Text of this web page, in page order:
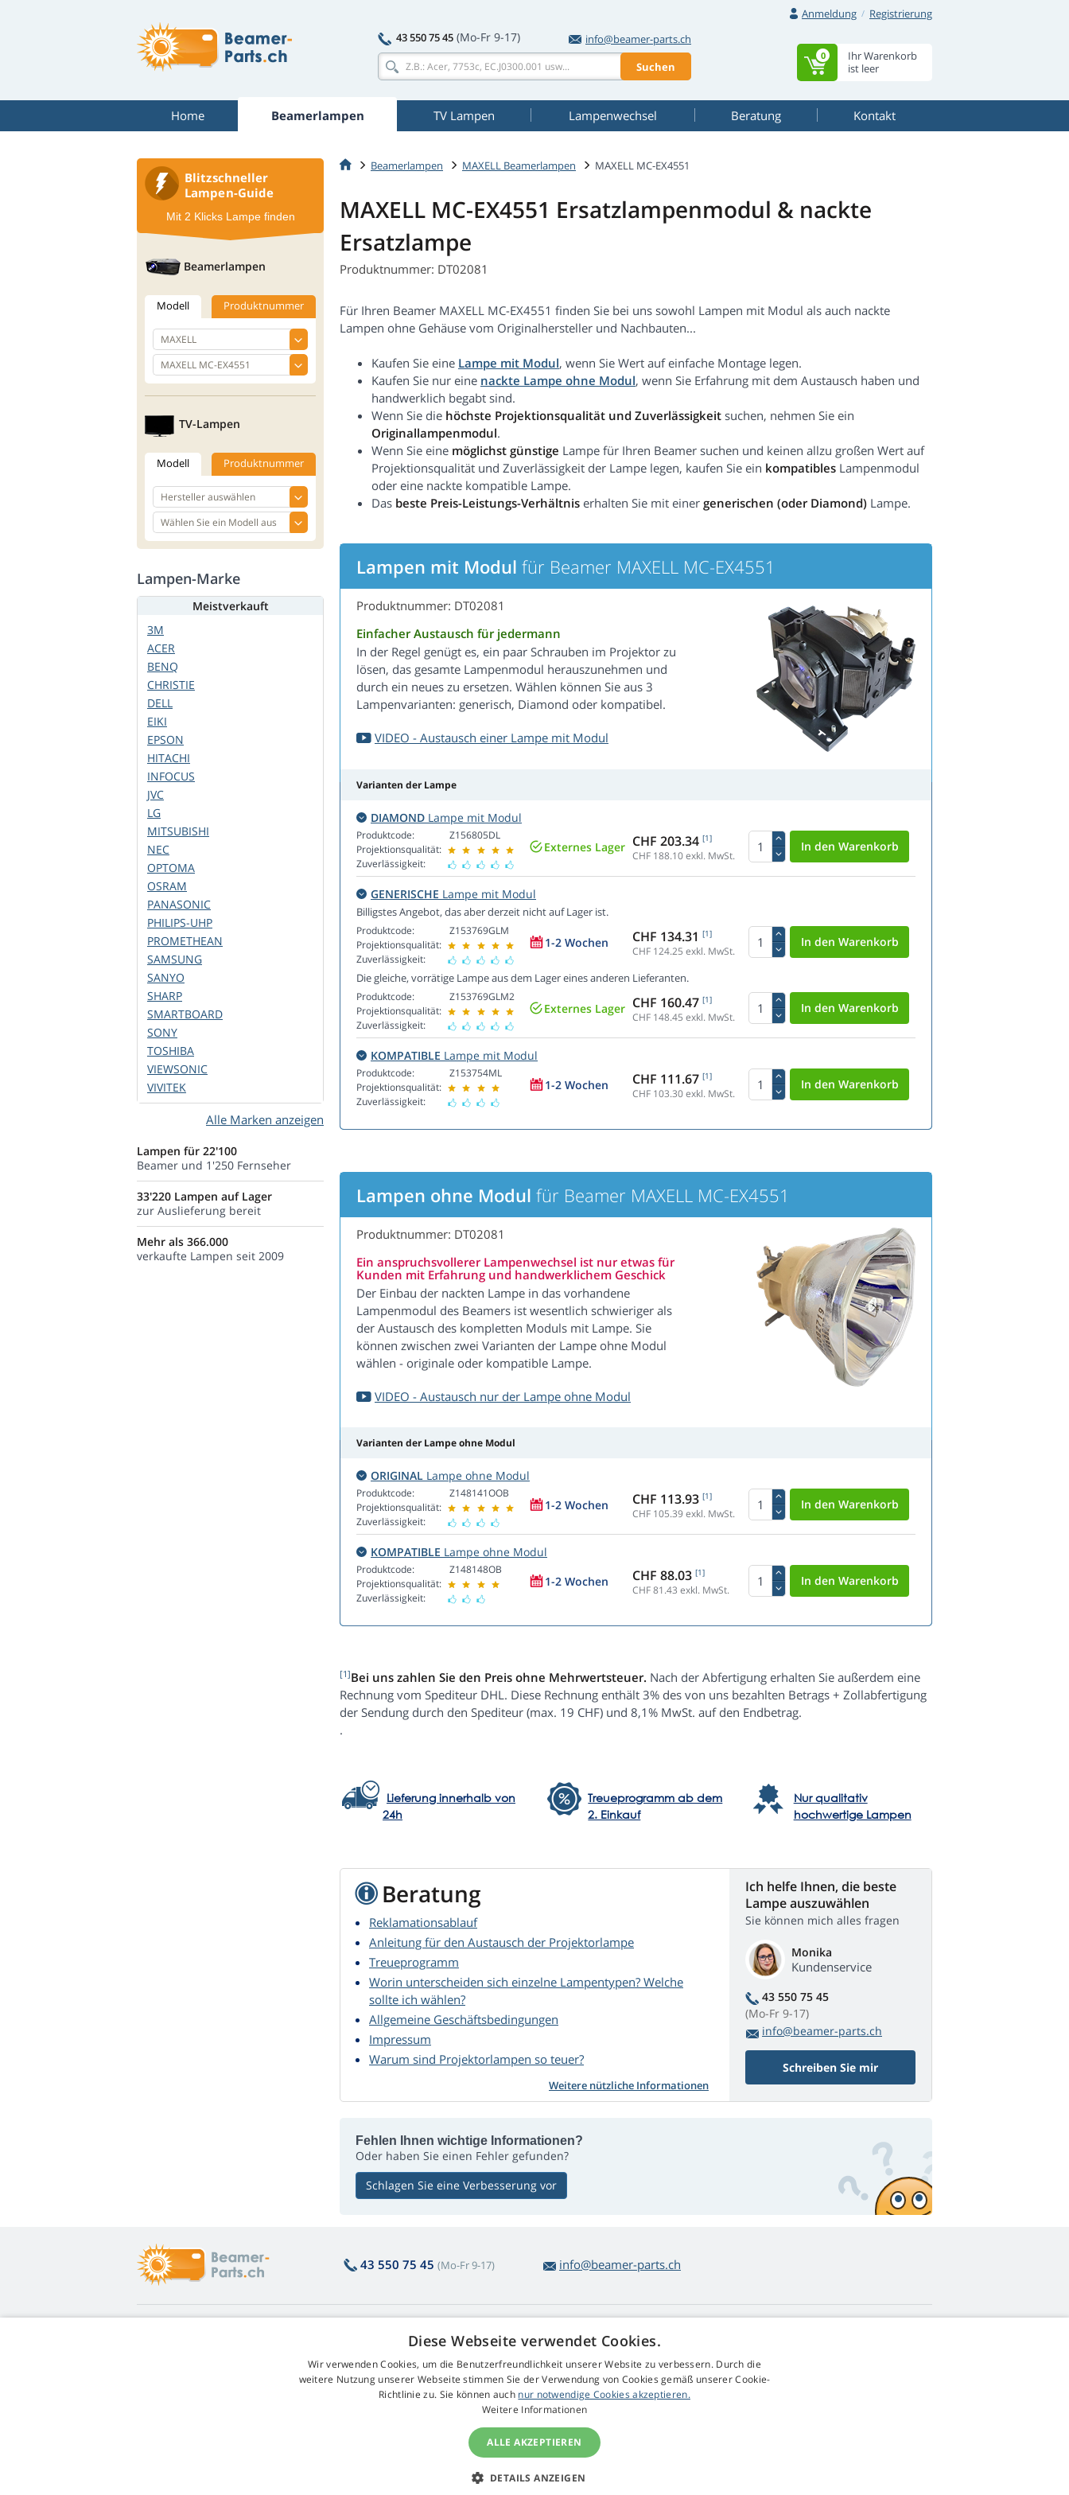
Anmeldung
Registrierung
43 550 75 45 (Mo-Fr 9-17)
info@beamer-parts.ch
Suchen
Ihr Warenkorb
ist leer
0
Home Beamerlampen TV Lampen Lampenwechsel Beratung Kontakt
Beamerlampen MAXELL Beamerlampen MAXELL MC-EX4551
MAXELL MC-EX4551 Ersatzlampenmodul & nackte
Ersatzlampe
Produktnummer: DT02081
Für Ihren Beamer MAXELL MC-EX4551 finden Sie bei uns sowohl Lampen mit Modul als auch nackte
Lampen ohne Gehäuse vom Originalhersteller und Nachbauten...
Kaufen Sie eine Lampe mit Modul, wenn Sie Wert auf einfache Montage legen.
Kaufen Sie nur eine nackte Lampe ohne Modul, wenn Sie Erfahrung mit dem Austausch haben und
handwerklich begabt sind.
Wenn Sie die höchste Projektionsqualität und Zuverlässigkeit suchen, nehmen Sie ein
Originallampenmodul.
Wenn Sie eine möglichst günstige Lampe für Ihren Beamer suchen und keinen allzu großen Wert auf
Projektionsqualität und Zuverlässigkeit der Lampe legen, kaufen Sie ein kompatibles Lampenmodul
oder eine nackte kompatible Lampe.
Das beste Preis-Leistungs-Verhältnis erhalten Sie mit einer generischen (oder Diamond) Lampe.
Lampen mit Modul für Beamer MAXELL MC-EX4551
Produktnummer: DT02081
Einfacher Austausch für jedermann
In der Regel genügt es, ein paar Schrauben im Projektor zu
lösen, das gesamte Lampenmodul herauszunehmen und
durch ein neues zu ersetzen. Wählen können Sie aus 3
Lampenvarianten: generisch, Diamond oder kompatibel.
VIDEO - Austausch einer Lampe mit Modul
Varianten der Lampe
DIAMOND Lampe mit Modul
Produktcode:
Projektionsqualität:
Zuverlässigkeit:
Z156805DL
Externes Lager CHF 203.34 [1]
CHF 188.10exkl. MwSt.
GENERISCHE Lampe mit Modul
Billigstes Angebot, das aber derzeit nicht auf Lager ist.
Produktcode:
Projektionsqualität:
Zuverlässigkeit:
Z153769GLM
1-2 Wochen CHF 134.31 [1]
CHF 124.25 exkl. MwSt.
Die gleiche, vorrätige Lampe aus dem Lager eines anderen Lieferanten.
Produktcode:
Projektionsqualität:
Zuverlässigkeit:
Z153769GLM2
Externes Lager CHF 160.47 [1]
CHF 148.45 exkl. MwSt.
KOMPATIBLE Lampe mit Modul
Produktcode:
Projektionsqualität:
Zuverlässigkeit:
Z153754ML
1-2 Wochen CHF 111.67 [1]
CHF 103.30exkl. MwSt.
Lampen ohne Modul für Beamer MAXELL MC-EX4551
Produktnummer: DT02081
Ein anspruchsvollerer Lampenwechsel ist nur etwas für
Kunden mit Erfahrung und handwerklichem Geschick
Der Einbau der nackten Lampe in das vorhandene
Lampenmodul des Beamers ist wesentlich schwieriger als
der Austausch des kompletten Moduls mit Lampe. Sie
können zwischen zwei Varianten der Lampe ohne Modul
wählen - originale oder kompatible Lampe.
VIDEO - Austausch nur der Lampe ohne Modul
Varianten der Lampe ohne Modul
ORIGINAL Lampe ohne Modul
Produktcode:
Projektionsqualität:
Zuverlässigkeit:
Z148141OOB
1-2 Wochen CHF 113.93 [1]
CHF 105.39exkl. MwSt.
KOMPATIBLE Lampe ohne Modul
Produktcode:
Projektionsqualität:
Zuverlässigkeit:
Z148148OB
1-2 Wochen CHF 88.03 [1]
CHF 81.43 exkl. MwSt.
[1]Bei uns zahlen Sie den Preis ohne Mehrwertsteuer. Nach der Abfertigung erhalten Sie außerdem eine
Rechnung vom Spediteur DHL. Diese Rechnung enthält 3% des von uns bezahlten Betrags + Zollabfertigung
der Sendung durch den Spediteur (max. 19 CHF) und 8,1% MwSt. auf den Endbetrag.
.
Lieferung innerhalb von
24h
Treueprogramm ab dem
2. Einkauf
Nur qualitativ
hochwertige Lampen
Beratung
Reklamationsablauf
Anleitung für den Austausch der Projektorlampe
Treueprogramm
Worin unterscheiden sich einzelne Lampentypen? Welche
sollte ich wählen?
Allgemeine Geschäftsbedingungen
Impressum
Warum sind Projektorlampen so teuer?
Weitere nützliche Informationen
Ich helfe Ihnen, die beste
Lampe auszuwählen
Sie können mich alles fragen
Monika
Kundenservice
43 550 75 45
(Mo-Fr 9-17)
info@beamer-parts.ch
Schreiben Sie mir
Fehlen Ihnen wichtige Informationen?
Oder haben Sie einen Fehler gefunden?
Schlagen Sie eine Verbesserung vor
Blitzschneller
Lampen-Guide
Mit 2 Klicks Lampe finden
Beamerlampen
Modell Produktnummer
TV-Lampen
Modell Produktnummer
Lampen-Marke
Meistverkauft
3M
ACER
BENQ
CHRISTIE
DELL
EIKI
EPSON
HITACHI
INFOCUS
JVC
LG
MITSUBISHI
NEC
OPTOMA
OSRAM
PANASONIC
PHILIPS-UHP
PROMETHEAN
SAMSUNG
SANYO
SHARP
SMARTBOARD
SONY
TOSHIBA
VIEWSONIC
VIVITEK
Alle Marken anzeigen
Lampen für 22'100
Beamer und 1'250 Fernseher
33'220 Lampen auf Lager
zur Auslieferung bereit
Mehr als 366.000
verkaufte Lampen seit 2009
43 550 75 45 (Mo-Fr 9-17) info@beamer-parts.ch
Rückgabe und Reklamation
Unkomplizierte
Warenrücksendung
Kontakt
GDPR
Impressum
© 2009 - 2026 Beamer-Parts.ch
Diese Webseite verwendet Cookies.
Wir verwenden Cookies, um die Benutzerfreundlichkeit unserer Website zu verbessern. Durch die
weitere Nutzung unserer Webseite stimmen Sie der Verwendung von Cookies gemäß unserer Cookie-
Richtlinie zu. Sie können auch nur notwendige Cookies akzeptieren.
Weitere Informationen
ALLE AKZEPTIEREN
DETAILS ANZEIGEN